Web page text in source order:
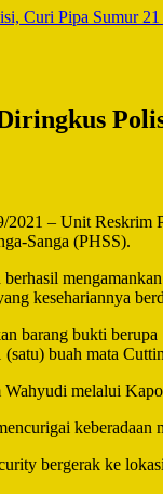
Curi Pipa Sumur 21
– Unit Reskrim
Sanga (PHSS).
kesehariannya
barang bukti
buah mata
melalui
bergerak ke